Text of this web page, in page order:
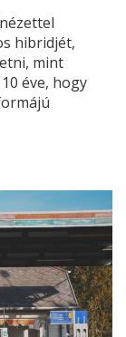
hibridjét,
mint
éve, hogy